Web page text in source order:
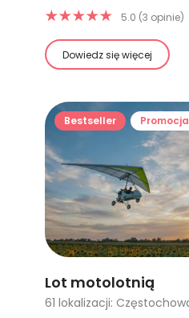
5.0 (3 opinie)
Dowiedz się więcej
Bestseller Promocja
Lot motolotnią